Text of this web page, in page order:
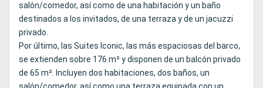
salón/comedor, así como de una habitación y un baño
destinados a los invitados, de una terraza y de un jacuzzi
privado.
Por último, las Suites Iconic, las más espaciosas del barco,
se extienden sobre 176 m² y disponen de un balcón privado
de 65 m². Incluyen dos habitaciones, dos baños, un